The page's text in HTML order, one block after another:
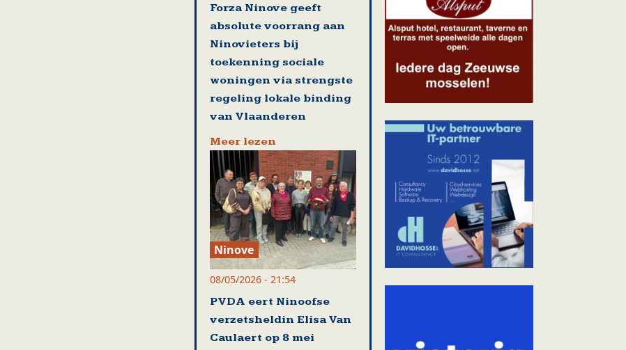
Forza Ninove geeft
absolute voorrang aan
Ninovieters bij
toekenning sociale
woningen via strengste
regeling lokale binding
van Vlaanderen
Meer lezen
Ninove
08/05/2026 - 21:54
PVDA eert Ninoofse
verzetsheldin Elisa Van
Caulaert op 8 mei